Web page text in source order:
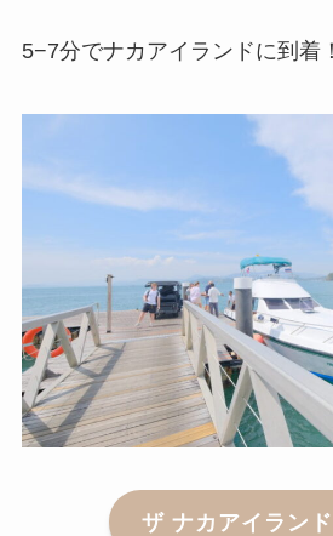
5−7分でナカアイランドに到着！
ザ ナカアイラン